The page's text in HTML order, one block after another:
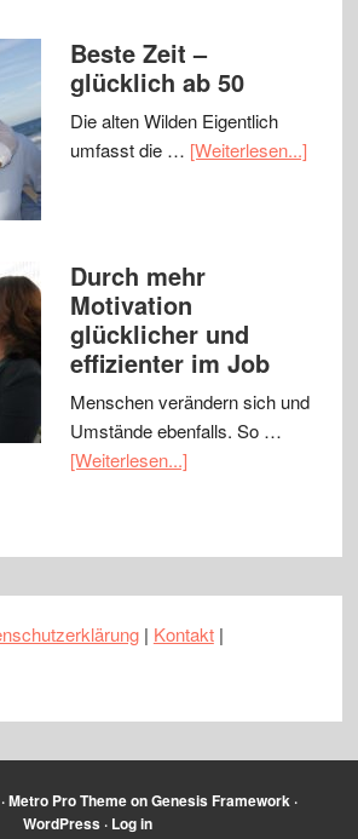
Beste Zeit –
glücklich ab 50
Die alten Wilden Eigentlich
umfasst die … [Weiterlesen...]
Durch mehr
Motivation
glücklicher und
effizienter im Job
Menschen verändern sich und
Umstände ebenfalls. So …
[Weiterlesen...]
| Kontakt|
Metro Pro ThemeonGenesis Framework·
WordPress· Log in